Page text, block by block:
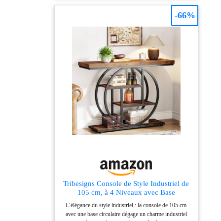
élasticité et son éclat. Vous profiterez alors d'un confort
absolu ! Attention : Ce canapé d'angle nuage est livré
différentes.
Tribesigns Console de Style Industriel de
105 cm, à 4 Niveaux avec Base
Circulaire, étroite en Bois avec étagères
de Rangement pour Salon et Couloir
(Marron Rustique)
L’élégance du style industriel : la console de 105 cm
avec une base circulaire dégage un charme industriel
-66%